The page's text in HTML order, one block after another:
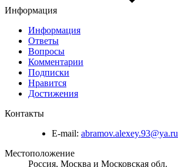
Информация
Информация
Ответы
Вопросы
Комментарии
Подписки
Нравится
Достижения
Контакты
E-mail: abramov.alexey.93@ya.ru
Местоположение
Россия, Москва и Московская обл.